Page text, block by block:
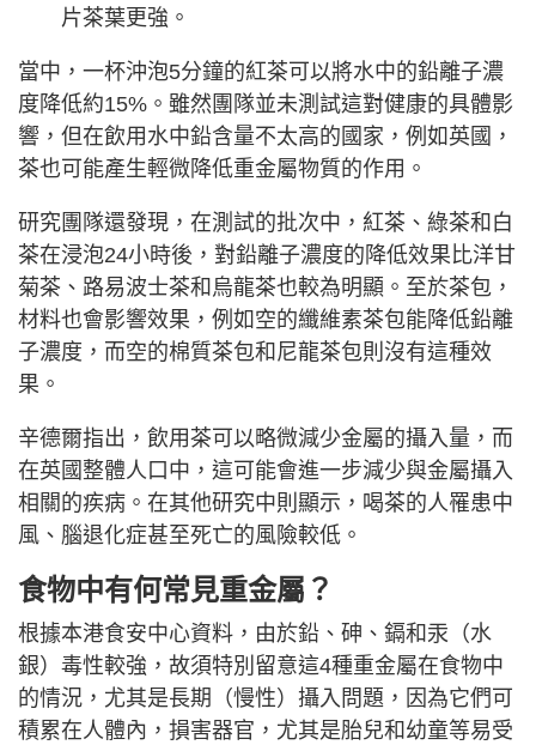
片茶葉更強。
當中，一杯沖泡5分鐘的紅茶可以將水中的鉛離子濃
度降低約15%。雖然團隊並未測試這對健康的具體影
響，但在飲用水中鉛含量不太高的國家，例如英國，
茶也可能產生輕微降低重金屬物質的作用。
研究團隊還發現，在測試的批次中，紅茶、綠茶和白
茶在浸泡24小時後，對鉛離子濃度的降低效果比洋甘
菊茶、路易波士茶和烏龍茶也較為明顯。至於茶包，
材料也會影響效果，例如空的纖維素茶包能降低鉛離
子濃度，而空的棉質茶包和尼龍茶包則沒有這種效
果。
辛德爾指出，飲用茶可以略微減少金屬的攝入量，而
在英國整體人口中，這可能會進一步減少與金屬攝入
相關的疾病。在其他研究中則顯示，喝茶的人罹患中
風、腦退化症甚至死亡的風險較低。
食物中有何常見重金屬？
根據本港食安中心資料，由於鉛、砷、鎘和汞（水
銀）毒性較強，故須特別留意這4種重金屬在食物中
的情況，尤其是長期（慢性）攝入問題，因為它們可
積累在人體內，損害器官，尤其是胎兒和幼童等易受